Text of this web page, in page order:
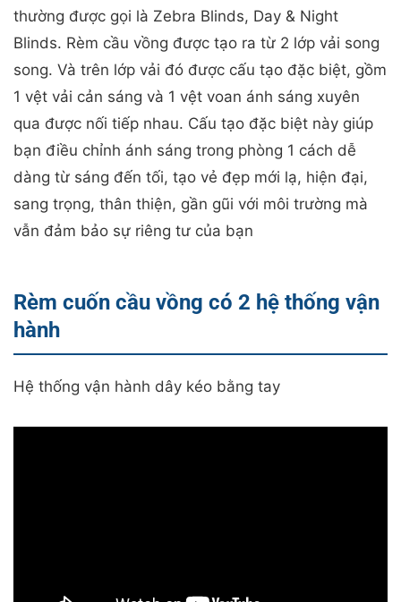
thường được gọi là Zebra Blinds, Day & Night
Blinds. Rèm cầu vồng được tạo ra từ 2 lớp vải song
song. Và trên lớp vải đó được cấu tạo đặc biệt, gồm
1 vệt vải cản sáng và 1 vệt voan ánh sáng xuyên
qua được nối tiếp nhau. Cấu tạo đặc biệt này giúp
bạn điều chỉnh ánh sáng trong phòng 1 cách dễ
dàng từ sáng đến tối, tạo vẻ đẹp mới lạ, hiện đại,
sang trọng, thân thiện, gần gũi với môi trường mà
vẫn đảm bảo sự riêng tư của bạn
Rèm cuốn cầu vồng có 2 hệ thống vận
hành
Hệ thống vận hành dây kéo bằng tay